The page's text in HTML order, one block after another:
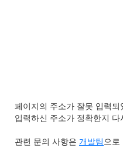
페이지의 주소가 잘못 입력
입력하신 주소가 정확한지
관련 문의 사항은 개발팀 으로